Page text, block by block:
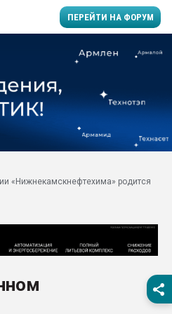
ПЕРЕЙТИ НА ФОРУМ
заводу пластмасс"
28.07.2026
первый план в
28.07.2026
ситуацией на
«Нижнекамскнефтехима» родится